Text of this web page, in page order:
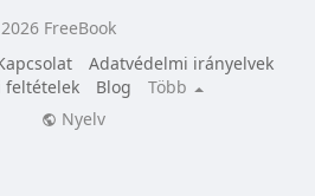
FreeBook
Adatvédelmi irányelvek
feltételek
Blog
Több
Nyelv